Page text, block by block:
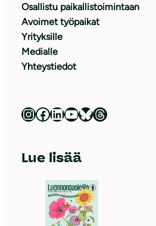
Osallistu paikallistoimintaan
Avoimet työpaikat
Yrityksille
Medialle
Yhteystiedot
Luonnonsuojeluliitto Instagramissa Luonnonsuojeluliitto Facebookissa Luonnonsuojeluliitto LinkedInissä Luonnonsuojeluliiton YouTube-kanava Luonnonsuojeluliitto Blueskyssa Luonnonsuojeluliitto Threadsissa
Lue lisää